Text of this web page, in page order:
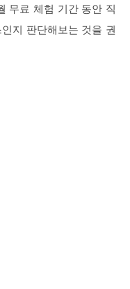
무료 체험 기간 동안 직
지 판단해보는 것을 권